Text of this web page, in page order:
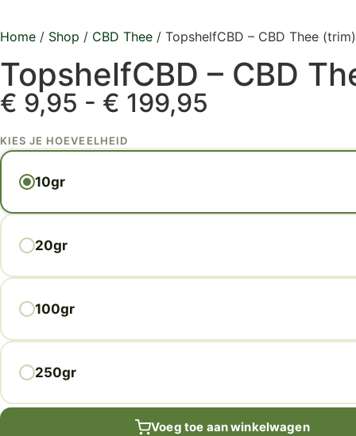
Home / Shop / CBD Thee / TopshelfCBD – CBD Thee (trim)
TopshelfCBD – CBD
€ 9,95 - € 199,95
KIES JE HOEVEELHEID
10gr
20gr
100gr
250gr
Voeg toe aan winkelwagen